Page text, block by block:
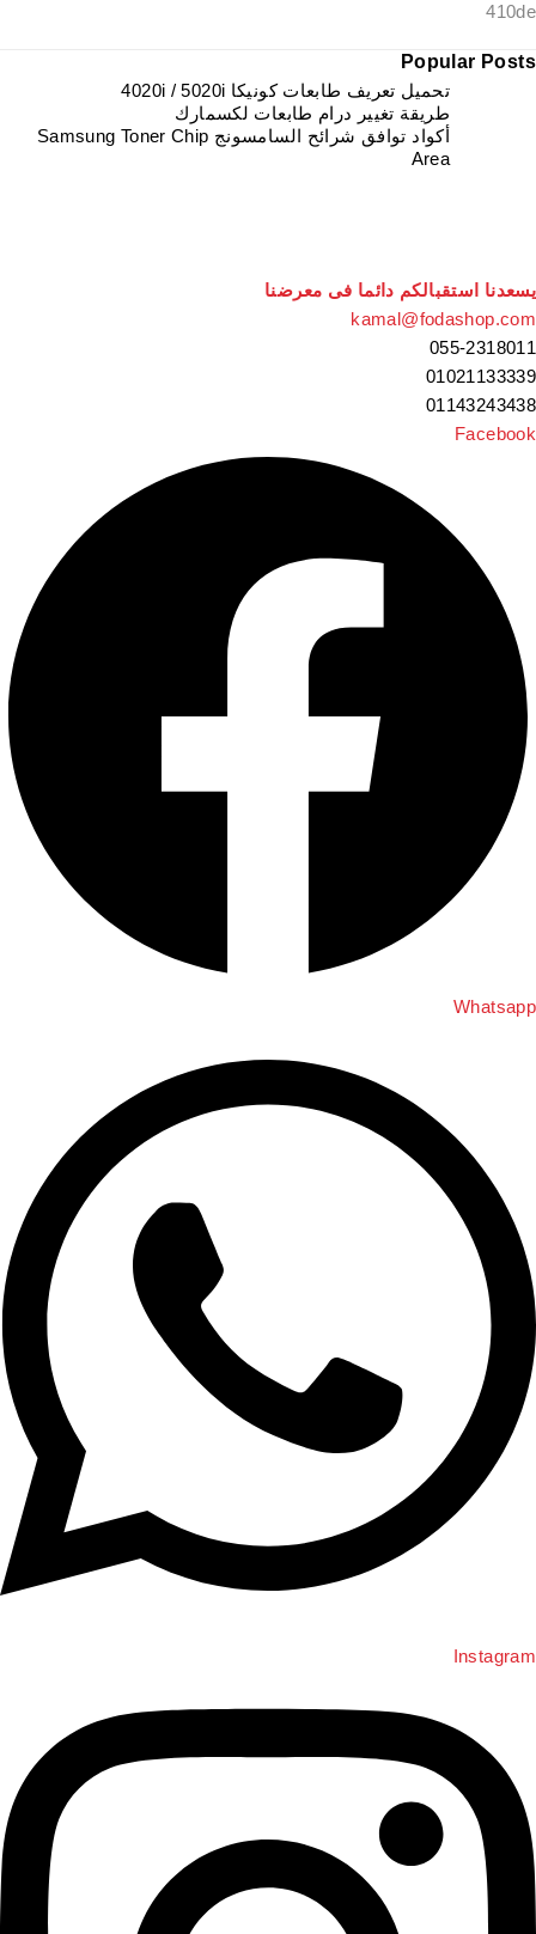
Popular Posts
تحميل تعريف طابعات كونيكا 4020i / 5020i
طريقة تغيير درام طابعات لكسمارك
أكواد توافق شرائح السامسونج Samsung Toner Chip
Area
يسعدنا استقبالكم دائما فى معرضنا
kamal@fodashop.com
055-2318011
01021133339
01143243438
Facebook
Whatsapp
Instagram